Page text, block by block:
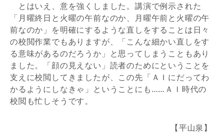
とはいえ、意を強くしました。講演で例示された
「月曜終日と火曜の午前なのか、月曜午前と火曜の午
前なのか」を明確にするような直しをすることは日々
の校閲作業でもありますが、「こんな細かい直しをす
る意味があるのだろうか」と思ってしまうこともあり
ました。「顔の見えない」読者のためにということを
支えに校閲してきましたが、この先「ＡＩにだってわ
かるようにしなきゃ」ということにも……ＡＩ時代の
校閲も忙しそうです。
【平山泉】